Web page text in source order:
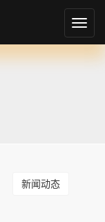
切
换
新闻动态